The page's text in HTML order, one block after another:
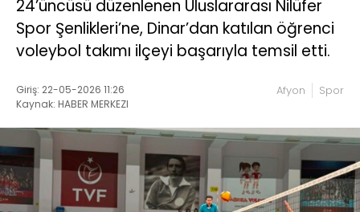
24’üncüsü düzenlenen Uluslararası Nilüfer
Spor Şenlikleri’ne, Dinar’dan katılan öğrenci
voleybol takımı ilçeyi başarıyla temsil etti.
Giriş: 22-05-2026 11:26
Kaynak: HABER MERKEZI
Afyon Spor